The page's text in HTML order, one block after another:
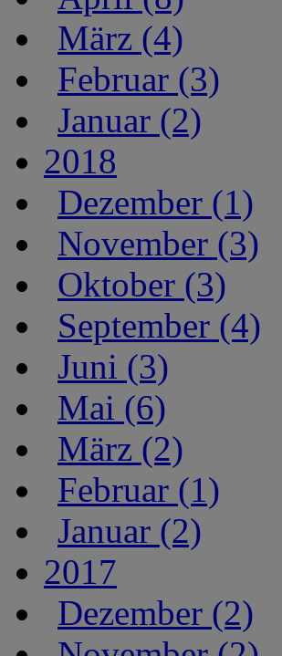
März (4)
Februar (3)
Januar (2)
2018
Dezember (1)
November (3)
Oktober (3)
September (4)
Juni (3)
Mai (6)
März (2)
Februar (1)
Januar (2)
2017
Dezember (2)